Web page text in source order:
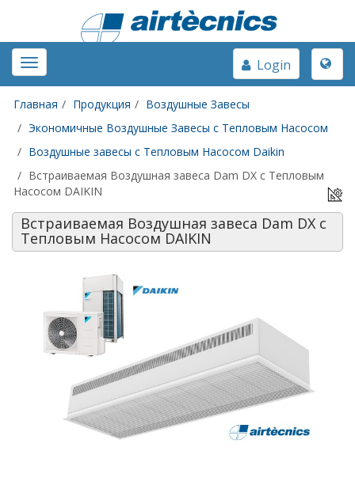
Toggle
navigation
Toggle
Login
Главная Продукция
Воздушные Завесы
Экономичные Воздушные Завесы с Тепловым Насосом
Воздушные завесы с Тепловым Насосом Daikin
Встраиваемая Воздушная завеса Dam DX с Тепловым
Насосом DAIKIN
Встраиваемая Воздушная завеса Dam DX с
Тепловым Насосом DAIKIN